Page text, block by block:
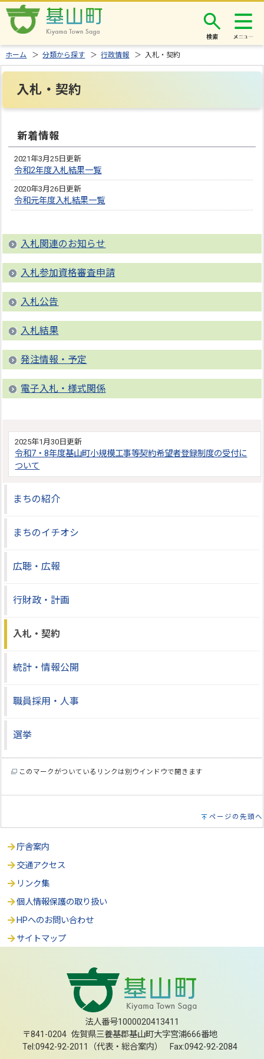
検索
ホーム ＞分類から探す ＞行政情報 ＞ 入札・契約
入札・契約
新着情報
2021年3月25日更新
令和2年度入札結果一覧
2020年3月26日更新
令和元年度入札結果一覧
入札関連のお知らせ
入札参加資格審査申請
入札公告
入札結果
発注情報・予定
電子入札・様式関係
2025年1月30日更新
令和7・8年度基山町小規模工事等契約希望者登録制度の受付に
ついて
まちの紹介
まちのイチオシ
広聴・広報
行財政・計画
入札・契約
統計・情報公開
職員採用・人事
選挙
このマークがついているリンクは別ウインドウで開きます
ページの先頭へ
庁舎案内
交通アクセス
リンク集
個人情報保護の取り扱い
HPへのお問い合わせ
サイトマップ
法人番号1000020413411
〒841-0204 佐賀県三養基郡基山町大字宮浦666番地
Tel:0942-92-2011（代表・総合案内） Fax:0942-92-2084